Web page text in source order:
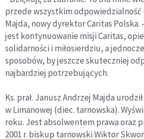
przede wszystkim odpowiedzialność
Majda, nowy dyrektor Caritas
jest kontynuowanie misji Caritas,
solidarności i miłosierdziu, a
sposobów, by jeszcze skuteczniej
najbardziej potrzebujących.
Ks. prał. Janusz Andrzej Majda
w Limanowej (diec. tarnowska).
roku. Jest absolwentem prawa oraz
2001 r. biskup tarnowski Wiktor